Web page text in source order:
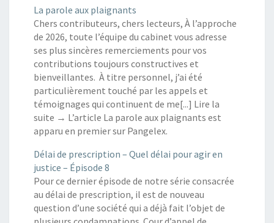
La parole aux plaignants
Chers contributeurs, chers lecteurs, À l’approche
de 2026, toute l’équipe du cabinet vous adresse
ses plus sincères remerciements pour vos
contributions toujours constructives et
bienveillantes. À titre personnel, j’ai été
particulièrement touché par les appels et
témoignages qui continuent de me[...] Lire la
suite → L’article La parole aux plaignants est
apparu en premier sur Pangelex.
Délai de prescription – Quel délai pour agir en
justice – Épisode 8
Pour ce dernier épisode de notre série consacrée
au délai de prescription, il est de nouveau
question d’une société qui a déjà fait l’objet de